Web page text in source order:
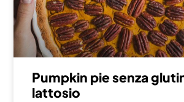
Pumpkin pie senza
lattosio